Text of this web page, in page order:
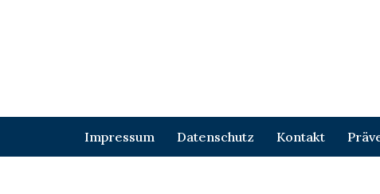
Impressum Datenschutz Kontakt